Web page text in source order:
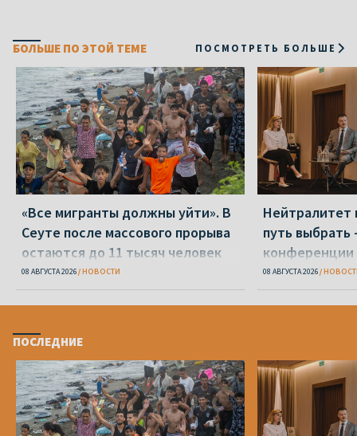
БОЛЬШЕ ПО ЭТОЙ ТЕМЕ ПОСМОТРЕТЬ БОЛЬШЕ
«Все мигранты должны уйти». В
Сеуте после массового прорыва
остаются до 11 тысяч человек
08 АВГУСТА 2026 НОВОСТИ
Нейтралитет
путь выбрать
конференции
08 АВГУСТА 2026
ПОСЛЕДНИЕ